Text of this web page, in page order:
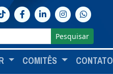
Pesquisar
COMITÊS CONTATO